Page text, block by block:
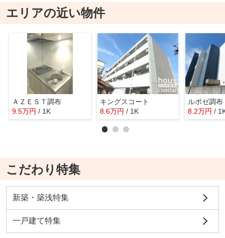
エリアの近い物件
ＡＺＥＳＴ調布
9.5万円 / 1K
キングスコート
8.6万円 / 1K
ルポゼ調布
8.2万円 /
こだわり特集
新築・築浅特集
一戸建て特集